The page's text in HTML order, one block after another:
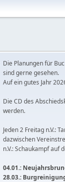
Die Planungen für
sind gerne gesehen.
Auf ein gutes Jahr
Die CD des
werden.
Jeden 2 Freitag n.V.:
dazwischen
n.V.: Schaukampf auf
04.01.:
28.03.: